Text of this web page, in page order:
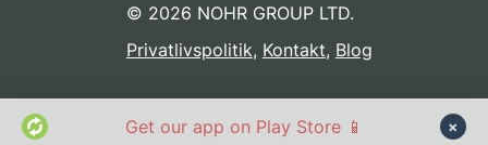
© 2026 NOHR GROUP LTD.
Privatlivspolitik, Kontakt, Blog
Get our app on Play Store 📱 ×